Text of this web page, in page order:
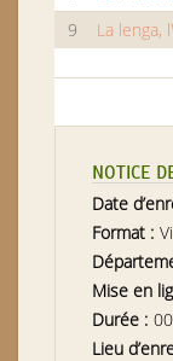
9
La lenga,
NOTICE
Date
Format :
Mise en
Durée :
Lieu